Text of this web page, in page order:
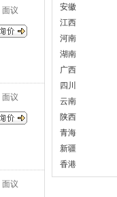
面议
面议
面议
安徽
江西
河南
湖南
广西
四川
云南
陕西
青海
新疆
香港